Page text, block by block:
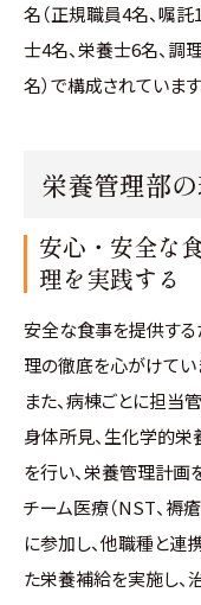
名（正規職員4名、嘱
士4名、栄養士6名、調
名）で構成されています
栄養管理部
安心・安全な
理を実践する
安全な食事を提供する
理の徹底を心がけてい
また、病棟ごとに担当
身体所見、生化学的
を行い、栄養管理計画
チーム医療（NST、褥
に参加し、他職種と連
た栄養補給を実施し、